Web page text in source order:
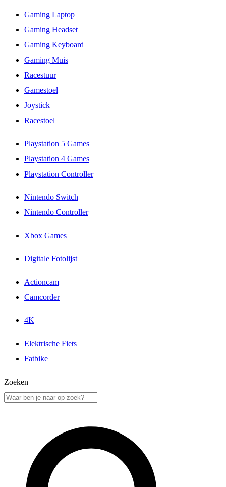
Gaming Laptop
Gaming Headset
Gaming Keyboard
Gaming Muis
Racestuur
Gamestoel
Joystick
Racestoel
Playstation 5 Games
Playstation 4 Games
Playstation Controller
Nintendo Switch
Nintendo Controller
Xbox Games
Digitale Fotolijst
Actioncam
Camcorder
4K
Elektrische Fiets
Fatbike
Zoeken